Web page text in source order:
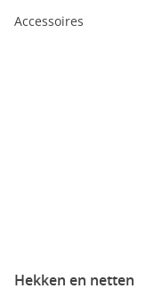
Accessoires
Hekken en netten